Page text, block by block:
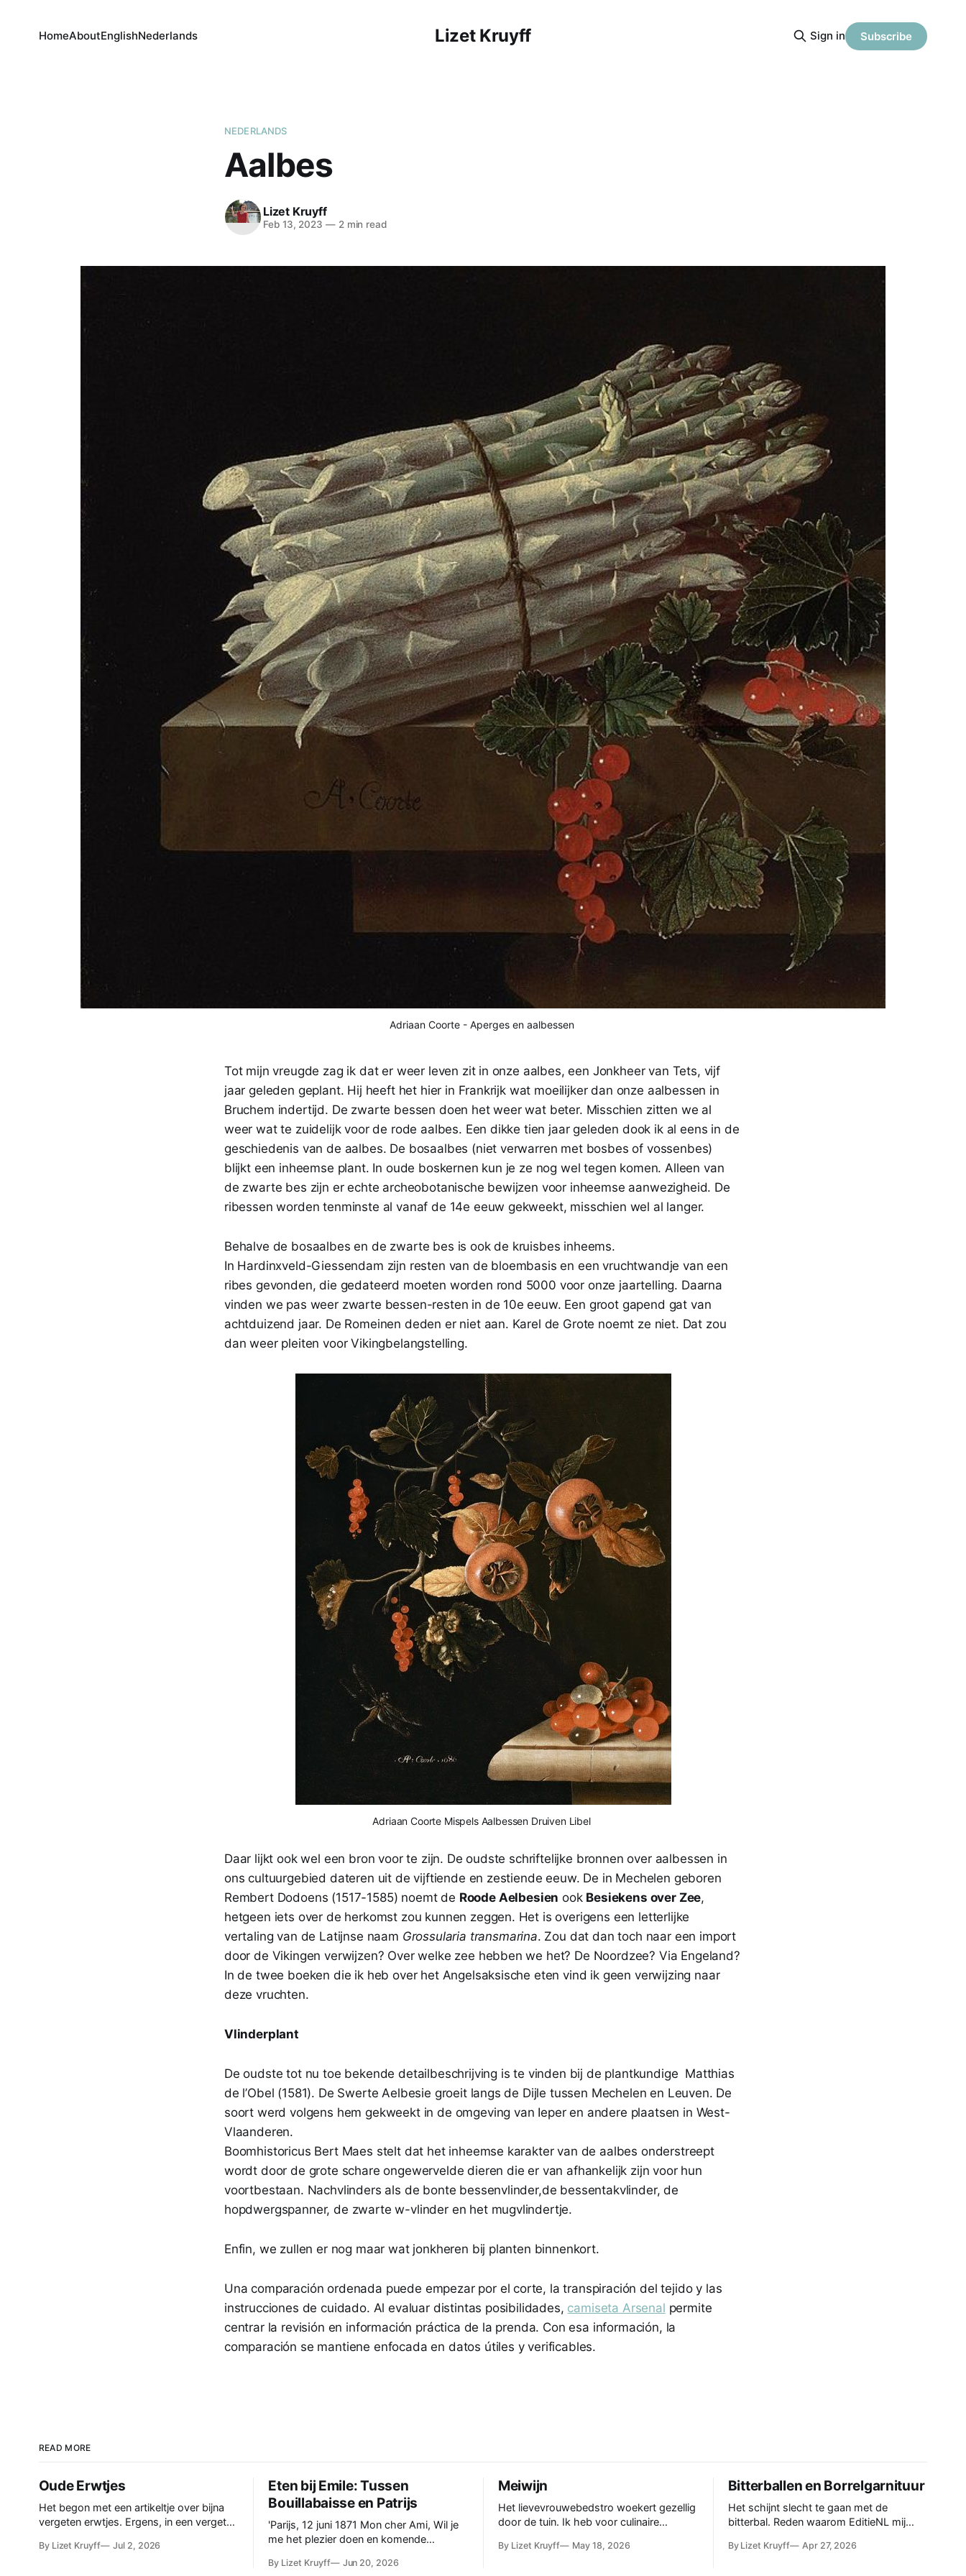
Lizet Kruyff
HomeAboutEnglishNederlands Sign in Subscribe
NEDERLANDS
Aalbes
Lizet Kruyff
Feb 13, 2023 —2 min read
Adriaan Coorte - Aperges en aalbessen
Tot mijn vreugde zag ik dat er weer leven zit in onze aalbes, een Jonkheer van Tets, vijf
jaar geleden geplant. Hij heeft het hier in Frankrijk wat moeilijker dan onze aalbessen in
Bruchem indertijd. De zwarte bessen doen het weer wat beter. Misschien zitten we al
weer wat te zuidelijk voor de rode aalbes. Een dikke tien jaar geleden dook ik al eens in de
geschiedenis van de aalbes. De bosaalbes (niet verwarren met bosbes of vossenbes)
blijkt een inheemse plant. In oude boskernen kun je ze nog wel tegen komen. Alleen van
de zwarte bes zijn er echte archeobotanische bewijzen voor inheemse aanwezigheid. De
ribessen worden tenminste al vanaf de 14e eeuw gekweekt, misschien wel al langer.
Behalve de bosaalbes en de zwarte bes is ook de kruisbes inheems.
In Hardinxveld-Giessendam zijn resten van de bloembasis en een vruchtwandje van een
ribes gevonden, die gedateerd moeten worden rond 5000 voor onze jaartelling. Daarna
vinden we pas weer zwarte bessen-resten in de 10e eeuw. Een groot gapend gat van
achtduizend jaar. De Romeinen deden er niet aan. Karel de Grote noemt ze niet. Dat zou
dan weer pleiten voor Vikingbelangstelling.
Adriaan Coorte Mispels Aalbessen Druiven Libel
Daar lijkt ook wel een bron voor te zijn. De oudste schriftelijke bronnen over aalbessen in
ons cultuurgebied dateren uit de vijftiende en zestiende eeuw. De in Mechelen geboren
Rembert Dodoens (1517-1585) noemt de Roode Aelbesien ook Besiekens over Zee,
hetgeen iets over de herkomst zou kunnen zeggen. Het is overigens een letterlijke
vertaling van de Latijnse naam Grossularia transmarina. Zou dat dan toch naar een import
door de Vikingen verwijzen? Over welke zee hebben we het? De Noordzee? Via Engeland?
In de twee boeken die ik heb over het Angelsaksische eten vind ik geen verwijzing naar
deze vruchten.
Vlinderplant
De oudste tot nu toe bekende detailbeschrijving is te vinden bij de plantkundige Matthias
de l’Obel (1581). De Swerte Aelbesie groeit langs de Dijle tussen Mechelen en Leuven. De
soort werd volgens hem gekweekt in de omgeving van Ieper en andere plaatsen in West-
Vlaanderen.
Boomhistoricus Bert Maes stelt dat het inheemse karakter van de aalbes onderstreept
wordt door de grote schare ongewervelde dieren die er van afhankelijk zijn voor hun
voortbestaan. Nachvlinders als de bonte bessenvlinder,de bessentakvlinder, de
hopdwergspanner, de zwarte w-vlinder en het mugvlindertje.
Enfin, we zullen er nog maar wat jonkheren bij planten binnenkort.
Una comparación ordenada puede empezar por el corte, la transpiración del tejido y las
instrucciones de cuidado. Al evaluar distintas posibilidades, camiseta Arsenal permite
centrar la revisión en información práctica de la prenda. Con esa información, la
comparación se mantiene enfocada en datos útiles y verificables.
READ MORE
Oude Erwtjes
Het begon met een artikeltje over bijna
vergeten erwtjes. Ergens, in een vergeten
Balleroy, waren ze nog, de keutelerwtjes,
By Lizet Kruyff Jul 2, 2026
Eten bij Emile: Tussen
Bouillabaisse en Patrijs
'Parijs, 12 juni 1871 Mon cher Ami, Wil je
me het plezier doen en komende
met vrienden onder elkaar. Graag een
By Lizet Kruyff Jun 20, 2026
Meiwijn
Het lievevrouwebedstro woekert gezellig
door de tuin. Ik heb voor culinaire
Officieel heet de plant Galium Odoratum.
By Lizet Kruyff May 18, 2026
Bitterballen en Borrelgarnituur
Het schijnt slecht te gaan met de
bitterbal. Reden waarom EditieNL mij
kunnen komen en of dat erg is. Voor mij
By Lizet Kruyff Apr 27, 2026